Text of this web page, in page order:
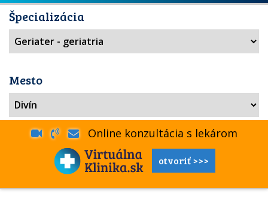
Špecializácia
Mesto
Online konzultácia s lekárom
otvoriť >>>